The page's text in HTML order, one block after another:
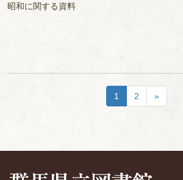
昭和に関する資料
1 2 »